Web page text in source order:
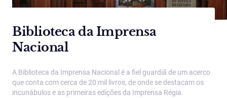
Biblioteca da Imprensa
Nacional
A Biblioteca da Imprensa Nacional é a fiel guardiã de um acerco
que conta com cerca de 20 mil livros, de onde se destacam os
incunábulos e as primeiras edições da Imprensa Régia.